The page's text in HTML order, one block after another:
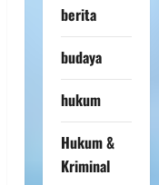
berita
budaya
hukum
Hukum &
Kriminal